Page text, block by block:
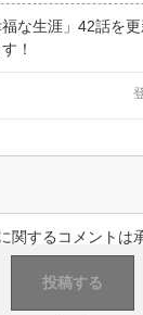
な生涯」42話を更
！
関するコメントは